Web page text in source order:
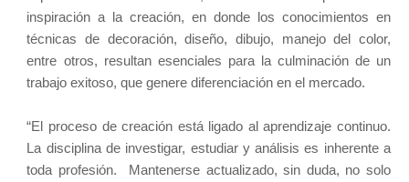
inspiración a la creación, en donde los conocimientos en
técnicas de decoración, diseño, dibujo, manejo del color,
entre otros, resultan esenciales para la culminación de un
trabajo exitoso, que genere diferenciación en el mercado.
“El proceso de creación está ligado al aprendizaje continuo.
La disciplina de investigar, estudiar y análisis es inherente a
toda profesión. Mantenerse actualizado, sin duda, no solo